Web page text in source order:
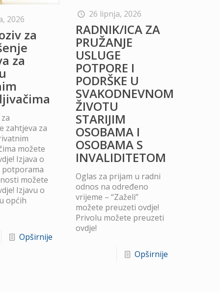
2026
za
za
zahtjeva za
možete
Izjava o
možete
Izjavu o
općih
Opširnije
26 lipnja, 2026
RADNIK/ICA ZA
PRUŽANJE
USLUGE
POTPORE I
PODRŠKE U
SVAKODNEVNOM
ŽIVOTU
STARIJIM
OSOBAMA I
OSOBAMA S
INVALIDITETOM
Oglas za prijam u radni
odnos na određeno
vrijeme – “Zaželi”
možete preuzeti ovdje!
Privolu možete preuzeti
ovdje!
Opširnije